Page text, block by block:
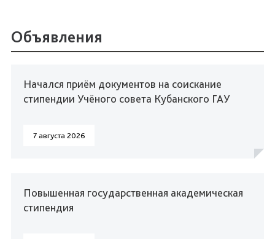
Объявления
Начался приём документов на соискание
стипендии Учёного совета Кубанского ГАУ
7 августа 2026
Повышенная государственная академическая
стипендия